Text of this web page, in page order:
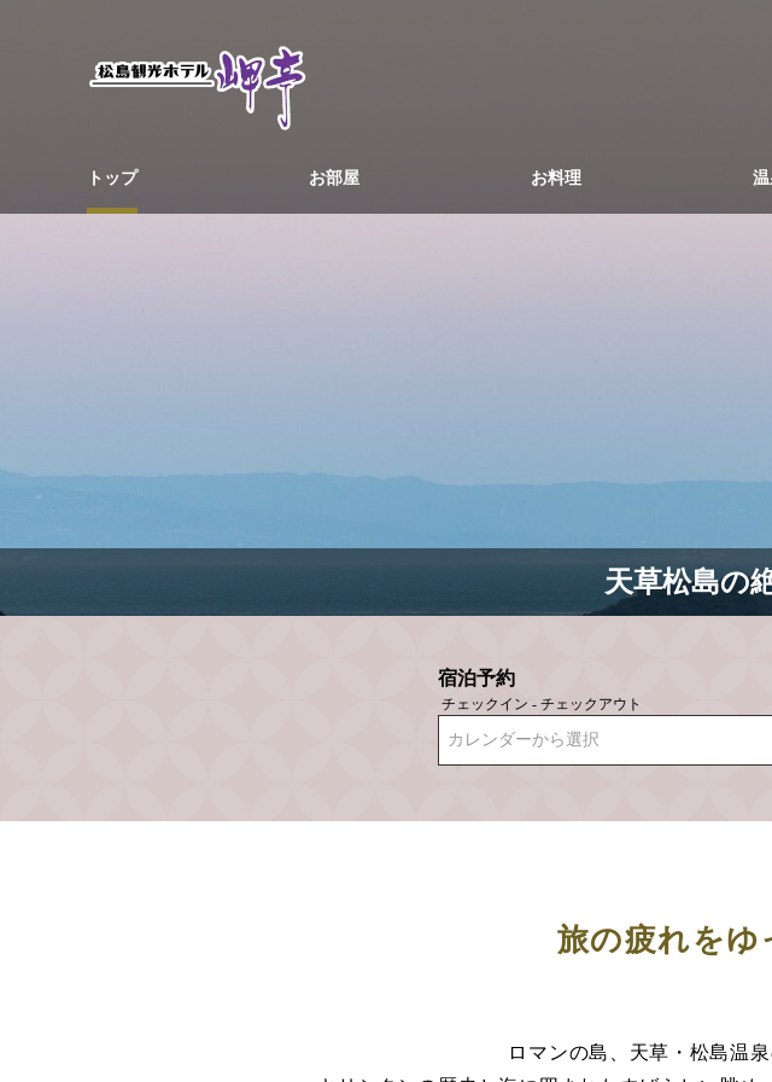
トップ お部屋 お料理
天草松島の
宿泊予約
チェックイン - チェックアウト
カレンダーから選択
旅の疲れをゆ
ロマンの島、天草・松島温